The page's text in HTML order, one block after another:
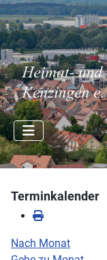
Terminkalender
Nach Monat